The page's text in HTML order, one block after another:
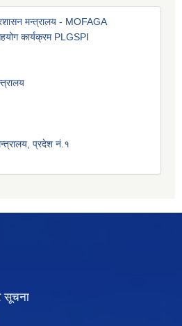
मन्त्रालय - MOFAGA
कार्यक्रम PLGSPI
प्रदेश नं.१
सूचना